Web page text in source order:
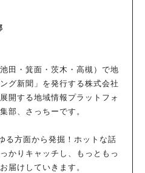
田・箕面・茨木・高槻）で地
グ新聞」を発行する株式会社
開する地域情報プラットフォ
部、さっちーです。
る方面から発掘！ホットな話
かりキャッチし、もっともっ
届けしていきます。